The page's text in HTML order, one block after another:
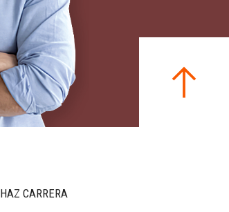
HAZ CARRERA